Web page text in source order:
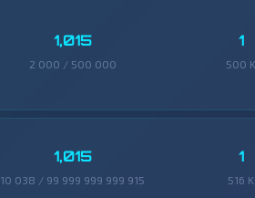
1,015
2 000 / 500 000
1
500 K
1,015
10 038 / 99 999 999 999 915
1
516 K